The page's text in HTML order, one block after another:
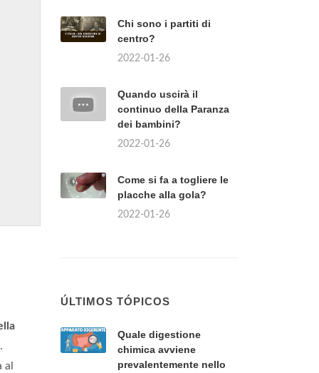
.
Chi sono i partiti di
centro?
2022-01-26
Quando uscirà il
continuo della Paranza
dei bambini?
2022-01-26
Come si fa a togliere le
placche alla gola?
2022-01-26
ÚLTIMOS TÓPICOS
Quale digestione
chimica avviene
prevalentemente nello